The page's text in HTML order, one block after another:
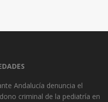
Andalucía denuncia el
criminal de la pediatría en